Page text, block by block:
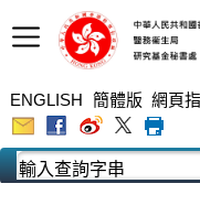
ENGLISH 簡體版 網頁